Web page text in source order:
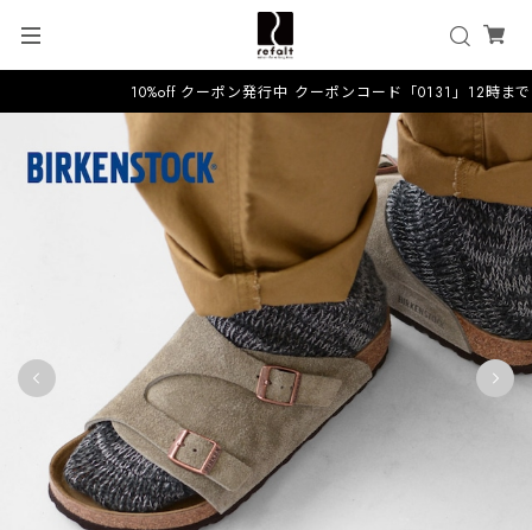
10%off クーポン発行中 クーポンコード「0131」12時ま